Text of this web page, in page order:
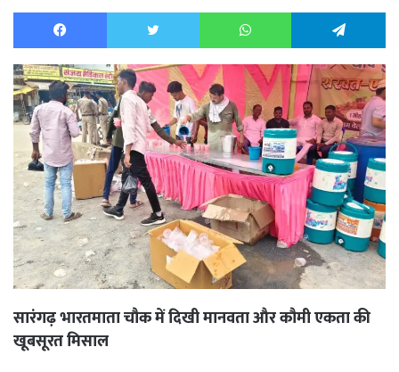
Facebook Twitter WhatsApp
सारंगढ़ भारतमाता चौक में दिखी मानवता और कौमी एकता की
खूबसूरत मिसाल